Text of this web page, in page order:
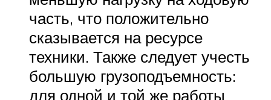
часть, что положительно
сказывается на ресурсе
техники. Также следует учесть
большую грузоподъемность:
для одной и той же работы